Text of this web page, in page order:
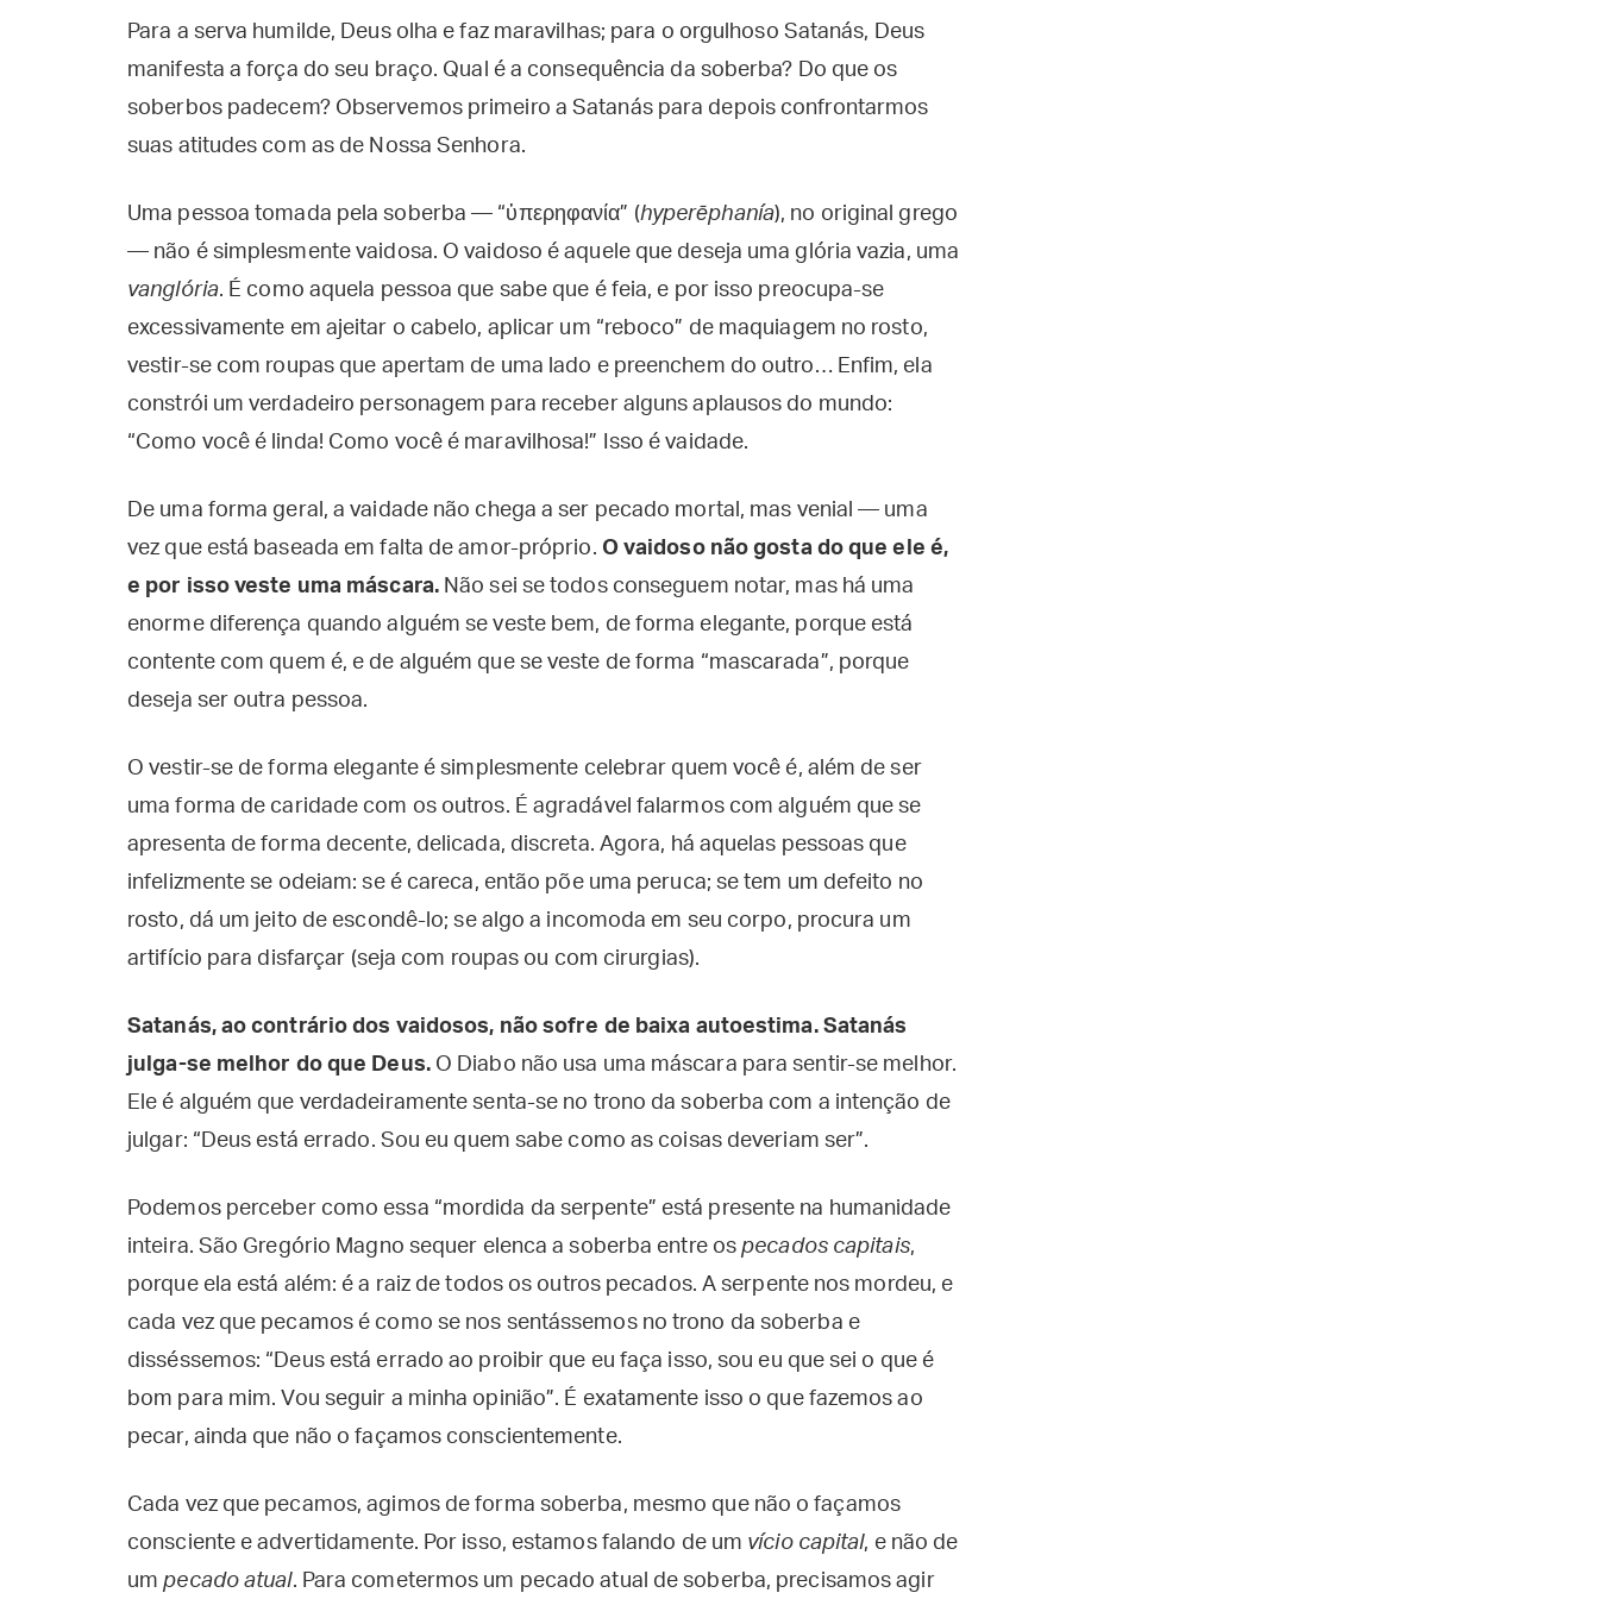
Para a serva humilde, Deus olha e faz maravilhas; para o orgulhoso Satanás, Deus
manifesta a força do seu braço. Qual é a consequência da soberba? Do que os
soberbos padecem? Observemos primeiro a Satanás para depois confrontarmos
suas atitudes com as de Nossa Senhora.
Uma pessoa tomada pela soberba — “ὑπερηφανία” (hyperēphanía), no original grego
— não é simplesmente vaidosa. O vaidoso é aquele que deseja uma glória vazia, uma
vanglória. É como aquela pessoa que sabe que é feia, e por isso preocupa-se
excessivamente em ajeitar o cabelo, aplicar um “reboco” de maquiagem no rosto,
vestir-se com roupas que apertam de uma lado e preenchem do outro… Enfim, ela
constrói um verdadeiro personagem para receber alguns aplausos do mundo:
“Como você é linda! Como você é maravilhosa!” Isso é vaidade.
De uma forma geral, a vaidade não chega a ser pecado mortal, mas venial — uma
vez que está baseada em falta de amor-próprio. O vaidoso não gosta do que ele é,
e por isso veste uma máscara.Não sei se todos conseguem notar, mas há uma
enorme diferença quando alguém se veste bem, de forma elegante, porque está
contente com quem é, e de alguém que se veste de forma “mascarada”, porque
deseja ser outra pessoa.
O vestir-se de forma elegante é simplesmente celebrar quem você é, além de ser
uma forma de caridade com os outros. É agradável falarmos com alguém que se
apresenta de forma decente, delicada, discreta. Agora, há aquelas pessoas que
infelizmente se odeiam: se é careca, então põe uma peruca; se tem um defeito no
rosto, dá um jeito de escondê-lo; se algo a incomoda em seu corpo, procura um
artifício para disfarçar (seja com roupas ou com cirurgias).
Satanás, ao contrário dos vaidosos, não sofre de baixa autoestima. Satanás
julga-se melhor do que Deus.O Diabo não usa uma máscara para sentir-se melhor.
Ele é alguém que verdadeiramente senta-se no trono da soberba com a intenção de
julgar: “Deus está errado. Sou eu quem sabe como as coisas deveriam ser”.
Podemos perceber como essa “mordida da serpente” está presente na humanidade
inteira. São Gregório Magno sequer elenca a soberba entre ospecados capitais,
porque ela está além: é a raiz de todos os outros pecados. A serpente nos mordeu, e
cada vez que pecamos é como se nos sentássemos no trono da soberba e
disséssemos: “Deus está errado ao proibir que eu faça isso, sou eu que sei o que é
bom para mim. Vou seguir a minha opinião”. É exatamente isso o que fazemos ao
pecar, ainda que não o façamos conscientemente.
Cada vez que pecamos, agimos de forma soberba, mesmo que não o façamos
consciente e advertidamente. Por isso, estamos falando de um vício capital, e não de
umpecado atual. Para cometermos um pecado atual de soberba, precisamos agir